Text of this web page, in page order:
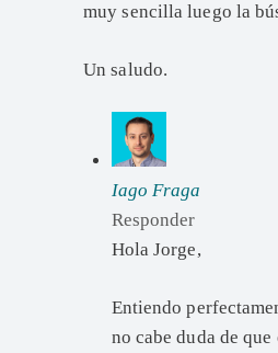
muy sencilla luego la
Un saludo.
Iago Fraga
Responder
Hola Jorge,
Entiendo
no cabe duda de